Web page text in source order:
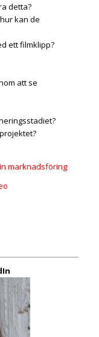
detta?
kan de
ett filmklipp?
att se
marknadsföring